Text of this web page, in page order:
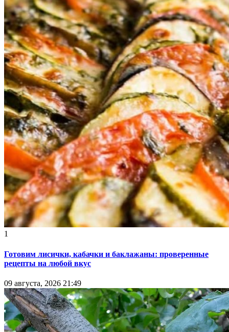
1
Готовим лисички, кабачки и баклажаны: проверенные
рецепты на любой вкус
09 августа, 2026 21:49